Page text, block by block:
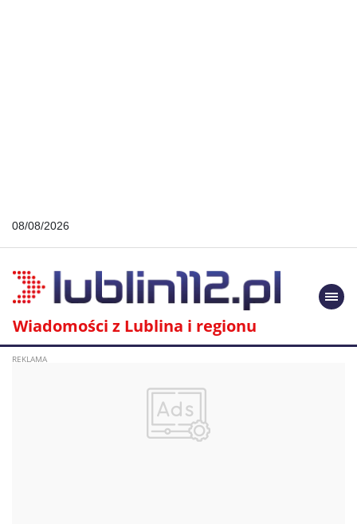
08/08/2026
Wiadomości z Lublina i regionu